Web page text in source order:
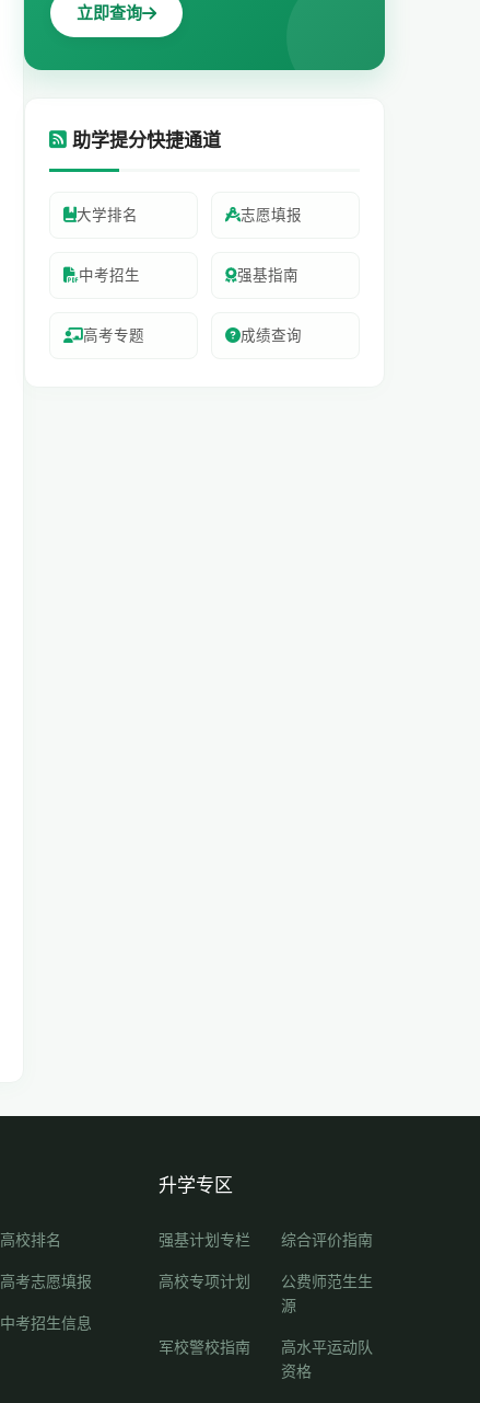
立即查询
助学提分快捷通道
大学排名 志愿填报
中考招生 强基指南
高考专题 成绩查询
高校排名
高考志愿填报
中考招生信息
升学专区
强基计划专栏 综合评价指南
高校专项计划
公费师范生生
源
军校警校指南
高水平运动队
资格